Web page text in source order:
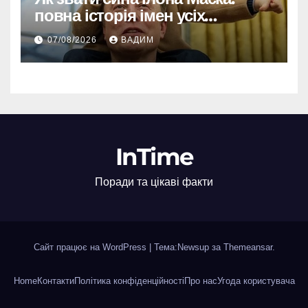
повна історія імен усіх
хлопчиків мільярдера
07/08/2026 ВАДИМ
InTime
Поради та цікаві факти
Сайт працює на WordPress Тема:Newsup за Themeansar.
HomeКонтактиПолітика конфіденційності Про насУгода користувача